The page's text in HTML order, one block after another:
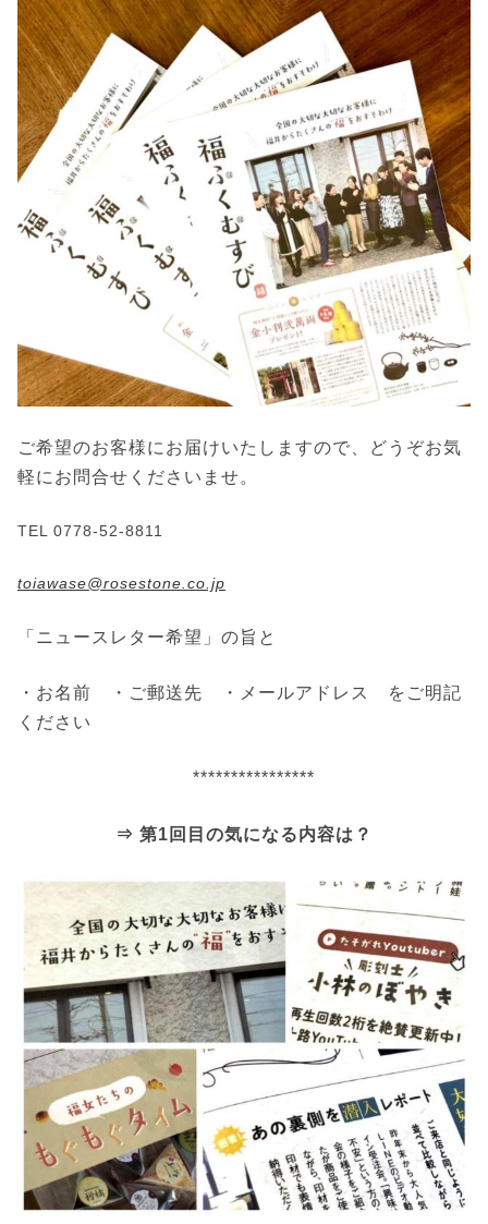
ご希望のお客様にお届けいたしますので、どうぞお気
軽にお問合せくださいませ。
TEL 0778-52-8811
toiawase@rosestone.co.jp
「ニュースレター希望」の旨と
・お名前 ・ご郵送先 ・メールアドレス をご明記
ください
****************
⇒ 第1回目の気になる内容は？